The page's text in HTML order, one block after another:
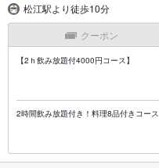
松江駅より徒歩10分
クーポン
【2ｈ飲み放題付4000円コース】
2時間飲み放題付き！料理8品付きコース